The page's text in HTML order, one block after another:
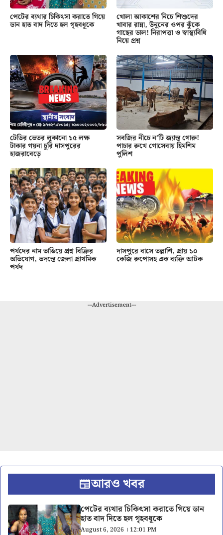
পেটের ব্যথার চিকিৎসা করাতে গিয়ে
ডান হাত বাদ দিতে হল গৃহবধূকে
খোলা আকাশের নিচে শিশুদের
খাবার রান্না, উনুনের ওপর ঝুঁকে
গাছের ডাল! নিরাপত্তা ও স্বাস্থ্যবিধি
নিয়ে প্রশ্ন
টেডির ভেতর লুকানো ১৫ লক্ষ
টাকার গয়না চুরি দাসপুরের
হাজরাবেড়ে
সবজির নীচে ন’টি জ্যান্ত গোরু!
পাচার রুখে গোসেবায় হিমশিম
পুলিশ
পর্ষদের নাম ভাঙিয়ে প্রশ্ন বিক্রির
অভিযোগ, তদন্তে জেলা প্রাথমিক
পর্ষদ
দাসপুরে বাসে তল্লাশি, প্রায় ১০
কেজি রুপোসহ এক ব্যক্তি আটক
---Advertisement---
আরও খবর
পেটের ব্যথার চিকিৎসা করাতে গিয়ে ডান
হাত বাদ দিতে হল গৃহবধূকে
August 6, 2026 । 12:01 PM